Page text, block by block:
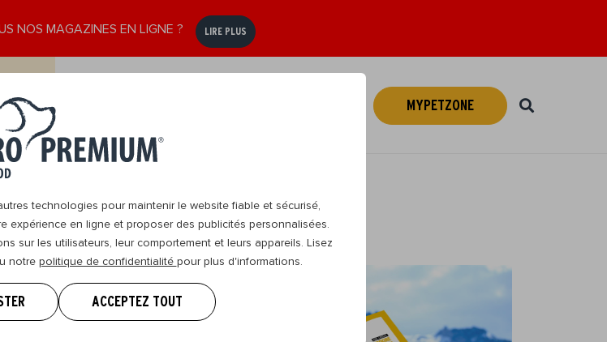
technologies pour maintenir le website fiable et sécurisé,
expérience en ligne et proposer des publicités personnalisées.
sur les utilisateurs, leur comportement et leurs appareils. Lisez
notre politique de confidentialité pour plus d'informations.
ACCEPTEZ TOUT
NOS MAGAZINES EN LIGNE ? LIRE PLUS
MYPETZONE
: 5
!